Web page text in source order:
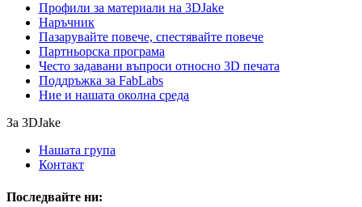
Профили за материали на 3DJake
Наръчник
Пазарувайте повече, спестявайте повече
Партньорска програма
Често задавани въпроси относно 3D печата
Поддръжка за FabLabs
Ние и нашата околна среда
За 3DJake
Нашата група
Контакт
Последвайте ни: